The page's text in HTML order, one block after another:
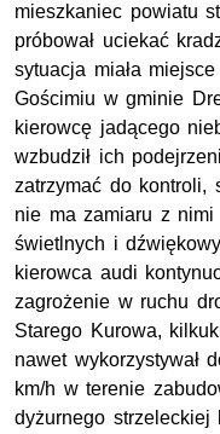
mieszkaniec powiatu
próbował uciekać
sytuacja miała
Gościmiu w gminie
kierowcę jadącego
wzbudził ich
zatrzymać do kontroli,
nie ma zamiaru z nimi
świetlnych i
kierowca audi
zagrożenie w ruchu
Starego Kurowa,
nawet wykorzystywał
km/h w terenie
dyżurnego strzeleckiej